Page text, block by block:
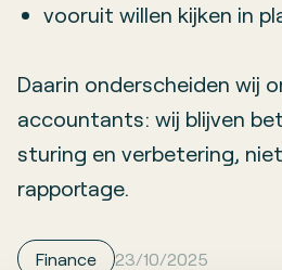
vooruit willen kijken in
Daarin onderscheiden wij
accountants: wij blijven
sturing en verbetering,
rapportage.
Finance 23/10/2025